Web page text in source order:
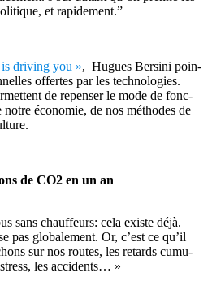
et ra­pi­de­ment.”
dri­ving you », Hugues Ber­sini poin­
of­fertes par les tech­no­lo­gies.
de re­pen­ser le mode de fonc­
éco­no­mie, de nos mé­thodes de
de CO2 en un an
sans chauf­feurs: cela existe déjà.
pas glo­ba­le­ment. Or, c’est ce qu’il
sur nos routes, les re­tards cu­mu­
les ac­ci­dents… »